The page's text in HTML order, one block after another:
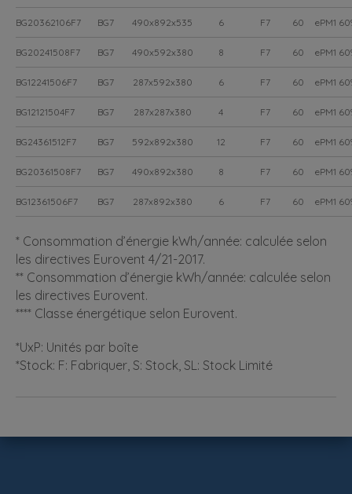
BG20362106F7 BG7 490x892x535 6 F7 60 ePM1
BG20241508F7 BG7 490x592x380 8 F7 60 ePM1
BG12241506F7 BG7 287x592x380 6 F7 60 ePM1
BG12121504F7 BG7 287x287x380 4 F7 60 ePM1
BG24361512F7 BG7 592x892x380 12 F7 60 ePM1
BG20361508F7 BG7 490x892x380 8 F7 60 ePM1
BG12361506F7 BG7 287x892x380 6 F7 60 ePM1
* Consommation d’énergie kWh/année: calculée selon
les directives Eurovent 4/21-2017.
** Consommation d’énergie kWh/année: calculée selon
les directives Eurovent.
**** Classe énergétique selon Eurovent.
*UxP: Unités par boîte
*Stock: F: Fabriquer, S: Stock, SL: Stock Limité